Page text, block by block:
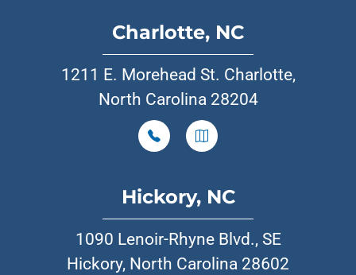
Charlotte, NC
1211 E. Morehead St. Charlotte,
North Carolina 28204
Hickory, NC
1090 Lenoir-Rhyne Blvd., SE
Hickory, North Carolina 28602